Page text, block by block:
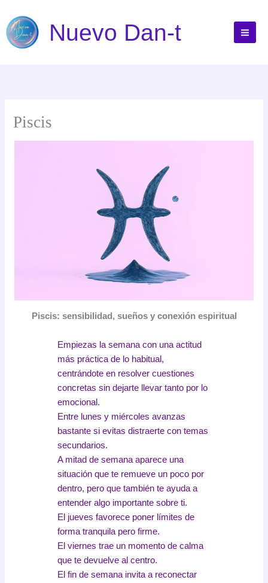
contenido
Nuevo Dan-t
Piscis
Piscis: sensibilidad, sueños y conexión espiritual
Empiezas la semana con una actitud
más práctica de lo habitual,
centrándote en resolver cuestiones
concretas sin dejarte llevar tanto por lo
emocional.
Entre lunes y miércoles avanzas
bastante si evitas distraerte con temas
secundarios.
A mitad de semana aparece una
situación que te remueve un poco por
dentro, pero que también te ayuda a
entender algo importante sobre ti.
El jueves favorece poner límites de
forma tranquila pero firme.
El viernes trae un momento de calma
que te devuelve al centro.
El fin de semana invita a reconectar